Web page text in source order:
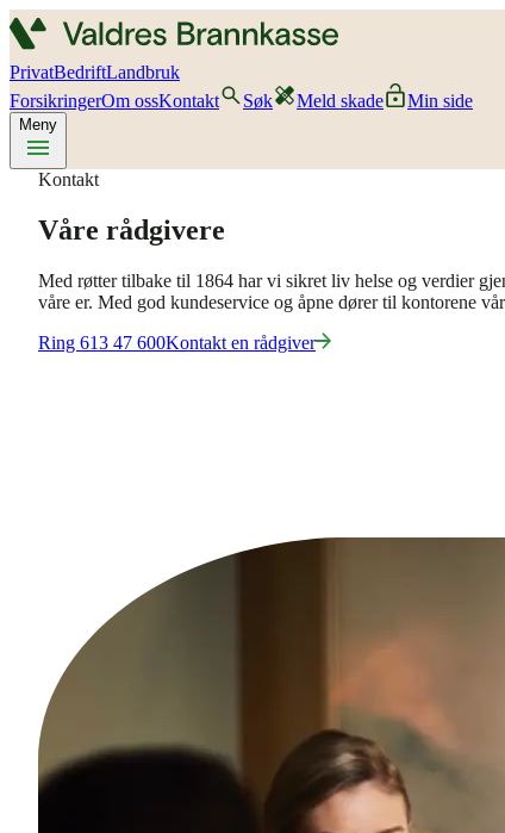
PrivatBedriftLandbruk
ForsikringerOm ossKontakt Søk Meld skade Min side
Meny
Kontakt
Våre rådgivere
Med røtter tilbake til 1864 har vi sikret liv helse og verdier
våre er. Med god kundeservice og åpne dører til kontorene
Ring 613 47 600Kontakt en rådgiver